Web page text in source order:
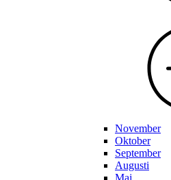
November
Oktober
September
Augusti
Maj